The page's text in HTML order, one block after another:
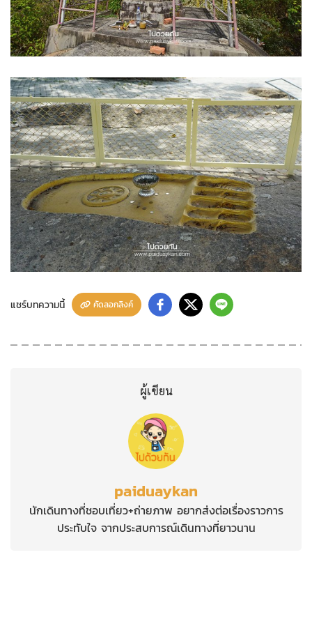
แชร์บทความนี้ คัดลอกลิงค์
ผู้เขียน
paiduaykan
นักเดินทางที่ชอบเที่ยว+ถ่ายภาพ อยากส่งต่อเรื่องราวการ
ประทับใจ จากประสบการณ์เดินทางที่ยาวนาน